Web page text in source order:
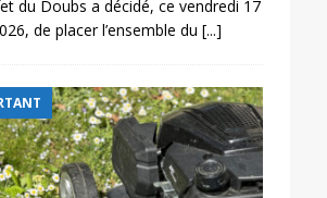
du Doubs a décidé, ce vendredi 17
de placer l’ensemble du [...]